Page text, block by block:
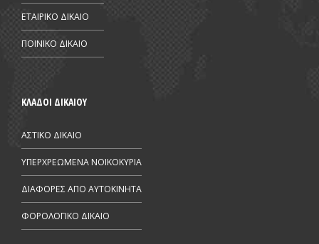
ΕΤΑΙΡΙΚΟ ΔΙΚΑΙΟ
ΠΟΙΝΙΚΟ ΔΙΚΑΙΟ
ΚΛΑΔΟΙ ΔΙΚΑΙΟΥ
ΑΣΤΙΚΟ ΔΙΚΑΙΟ
ΥΠΕΡΧΡΕΩΜΕΝΑ ΝΟΙΚΟΚΥΡΙΑ
ΔΙΑΦΟΡΕΣ ΑΠΟ AYTOKINHTA
ΦΟΡΟΛΟΓΙΚΟ ΔΙΚΑΙΟ